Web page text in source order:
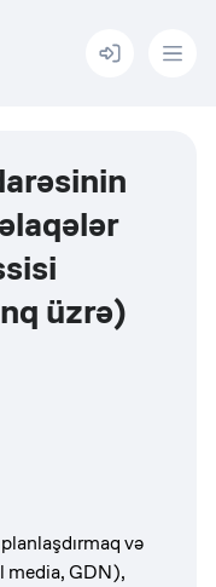
Menu
üzrə)
və
media, GDN),